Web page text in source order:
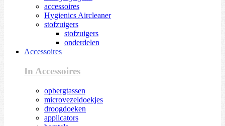
accessoires
Hygienics Aircleaner
stofzuigers
stofzuigers
onderdelen
Accessoires
In Accessoires
opbergtassen
microvezeldoekjes
droogdoeken
applicators